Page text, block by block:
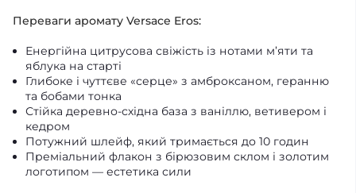
Переваги аромату Versace Eros:
Енергійна цитрусова свіжість із нотами м’яти та
яблука на старті
Глибоке і чуттєве «серце» з амброксаном, геранню
та бобами тонка
Стійка деревно-східна база з ваніллю, ветивером і
кедром
Потужний шлейф, який тримається до 10 годин
Преміальний флакон з бірюзовим склом і золотим
логотипом — естетика сили